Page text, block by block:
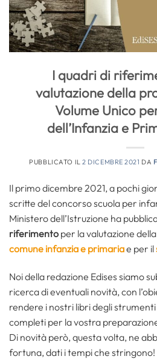
I quadri di
valutazione della
Volume Unico
dell’Infanzia e
PUBBLICATO IL2 DICEMBRE 2021 DA
Il primo dicembre 2021, a pochi
scritte del concorso scuola per
Ministero dell’Istruzione ha
riferimento per la valutazione della
comune infanzia e primariae per il
Noi della redazione Edises siamo
ricerca di eventuali novità, con
rendere i nostri libri degli strumenti
completi per la vostra
Di novità però, questa volta, ne
fortuna, dati i tempi che stringono!